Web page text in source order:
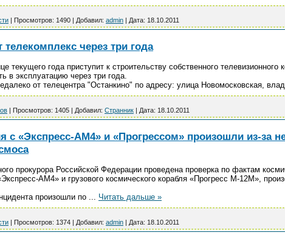
| Просмотров: 1490 | Добавил: admin | Дата: 18.10.2011
телекомплекс через три года
текущего года приступит к строительству собственного
в эксплуатацию через три года.
от телецентра "Останкино" по адресу: улица Новомосковская,
| Просмотров: 1405 | Добавил: Странник | Дата: 18.10.2011
с «Экспресс-АМ4» и «Прогрессом» произошли из-за
прокурора Российской Федерации проведена проверка по фактам
АМ4» и грузового космического корабля «Прогресс М-12М»,
произошли по ... Читать дальше »
| Просмотров: 1374 | Добавил: admin | Дата: 18.10.2011